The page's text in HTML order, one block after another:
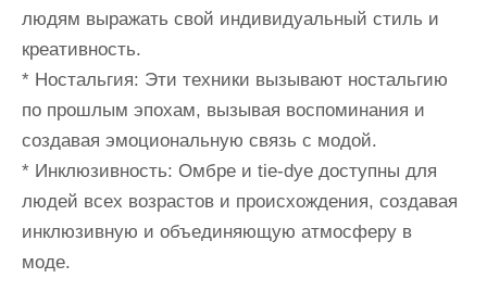
людям выражать свой индивидуальный стиль и
креативность.
* Ностальгия: Эти техники вызывают ностальгию
по прошлым эпохам, вызывая воспоминания и
создавая эмоциональную связь с модой.
* Инклюзивность: Омбре и tie-dye доступны для
людей всех возрастов и происхождения, создавая
инклюзивную и объединяющую атмосферу в
моде.